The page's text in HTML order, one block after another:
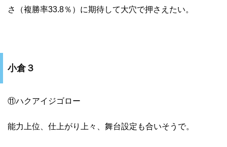
さ（複勝率33.8％）に期待して大穴で押さえたい。
小倉３
⑪ハクアイジゴロー
能力上位、仕上がり上々、舞台設定も合いそうで。